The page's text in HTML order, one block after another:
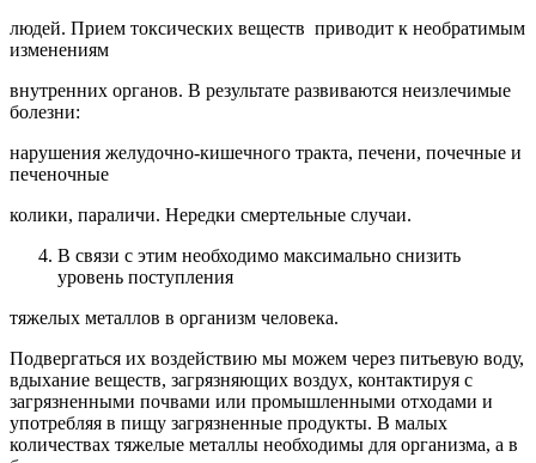
людей. Прием токсических веществ приводит к необратимым
изменениям
внутренних органов. В результате развиваются неизлечимые
болезни:
нарушения желудочно-кишечного тракта, печени, почечные и
печеночные
колики, параличи. Нередки смертельные случаи.
В связи с этим необходимо максимально снизить
уровень поступления
тяжелых металлов в организм человека.
Подвергаться их воздействию мы можем через питьевую воду,
вдыхание веществ, загрязняющих воздух, контактируя с
загрязненными почвами или промышленными отходами и
употребляя в пищу загрязненные продукты. В малых
количествах тяжелые металлы необходимы для организма, а в